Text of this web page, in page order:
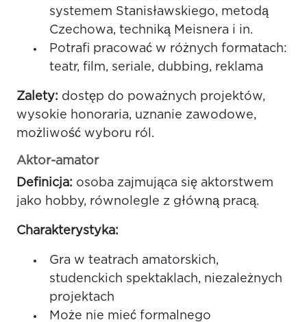
systemem Stanisławskiego, metodą
Czechowa, techniką Meisnera i in.
Potrafi pracować w różnych formatach:
teatr, film, seriale, dubbing, reklama
Zalety: dostęp do poważnych projektów,
wysokie honoraria, uznanie zawodowe,
możliwość wyboru ról.
Aktor-amator
Definicja: osoba zajmująca się aktorstwem
jako hobby, równolegle z główną pracą.
Charakterystyka:
Gra w teatrach amatorskich,
studenckich spektaklach, niezależnych
projektach
Może nie mieć formalnego